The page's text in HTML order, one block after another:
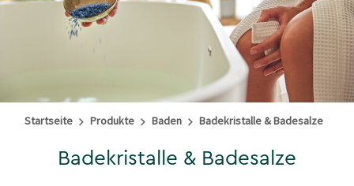
Startseite Produkte Baden Badekristalle & Badesalze
Badekristalle & Badesalze